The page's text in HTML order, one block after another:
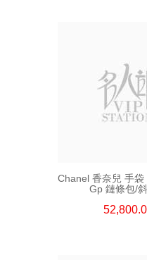
Chanel 香奈兒 手袋
Gp 鏈條包/